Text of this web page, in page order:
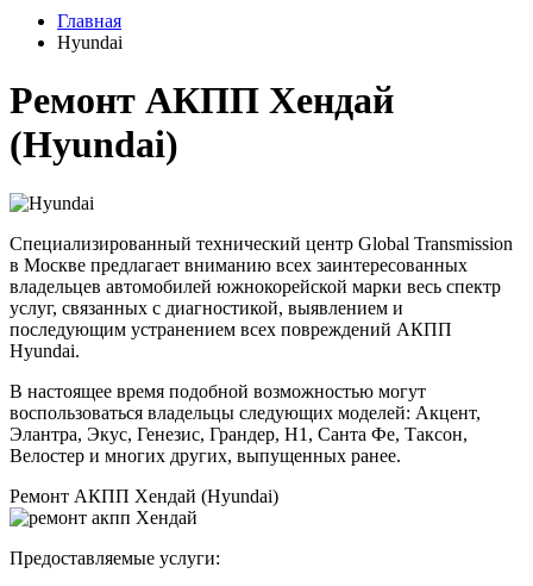
Главная
Hyundai
Ремонт АКПП Хендай
(Hyundai)
Специализированный технический центр Global Transmission
в Москве предлагает вниманию всех заинтересованных
владельцев автомобилей южнокорейской марки весь спектр
услуг, связанных с диагностикой, выявлением и
последующим устранением всех повреждений АКПП
Hyundai.
В настоящее время подобной возможностью могут
воспользоваться владельцы следующих моделей: Акцент,
Элантра, Экус, Генезис, Грандер, Н1, Санта Фе, Таксон,
Велостер и многих других, выпущенных ранее.
Ремонт АКПП Хендай (Hyundai)
Предоставляемые услуги: